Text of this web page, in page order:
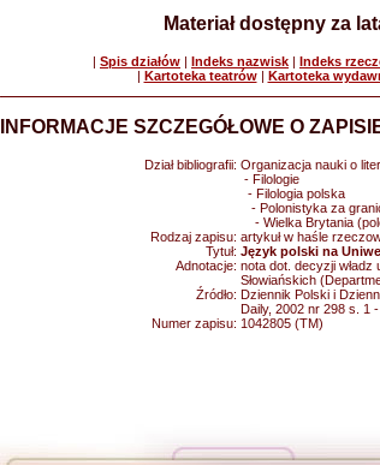
Materiał dostępny za
| Spis działów | Indeks nazwisk | Indeks
| Kartoteka teatrów| Kartoteka
INFORMACJE SZCZEGÓŁOWE O
Dział bibliografii: Organizacja nauki o
- Filologie
- Filologia polska
- Polonistyka za
- Wielka Brytania
Rodzaj zapisu: artykuł w haśle
Tytuł: Język polski na
Adnotacje: nota dot. decyzji władz
Słowiańskich
Źródło: Dziennik Polski i
Daily, 2002 nr 298 s. 1 -
Numer zapisu: 1042805 (TM)